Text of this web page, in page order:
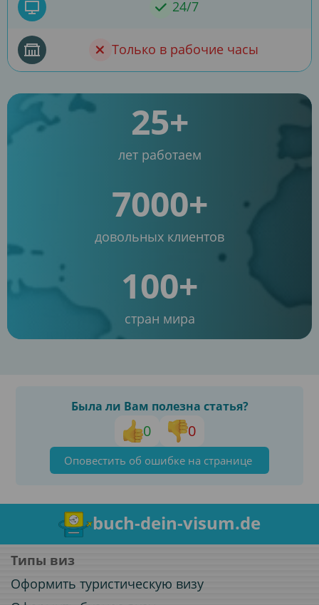
24/7
Только в рабочие часы
25+
лет работаем
7000+
довольных клиентов
100+
стран мира
Была ли Вам полезна статья?
0 0
Оповестить об ошибке на странице
buch-dein-visum.de
Типы виз
Оформить туристическую визу